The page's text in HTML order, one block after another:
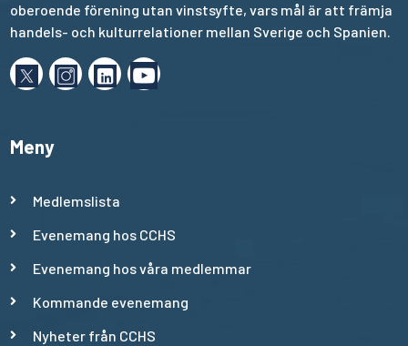
oberoende förening utan vinstsyfte, vars mål är att främja
handels- och kulturrelationer mellan Sverige och Spanien.
Meny
Medlemslista
Evenemang hos CCHS
Evenemang hos våra medlemmar
Kommande evenemang
Nyheter från CCHS